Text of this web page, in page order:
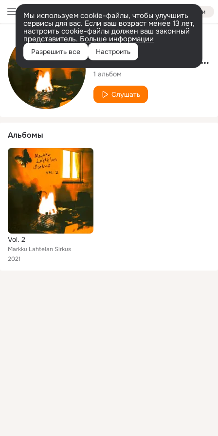
Войти
Мы используем cookie-файлы, чтобы улучшить
сервисы для вас. Если ваш возраст менее 13 лет,
настроить cookie-файлы должен ваш законный
представитель. Больше информации
Разрешить все Настроить
Исполнитель
Markku Lahtelan Sirkus
1 альбом
Слушать
Альбомы
Vol. 2
Markku Lahtelan Sirkus
2021